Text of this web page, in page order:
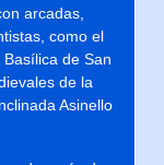
arcadas,
como el
de San
de la
Asinello